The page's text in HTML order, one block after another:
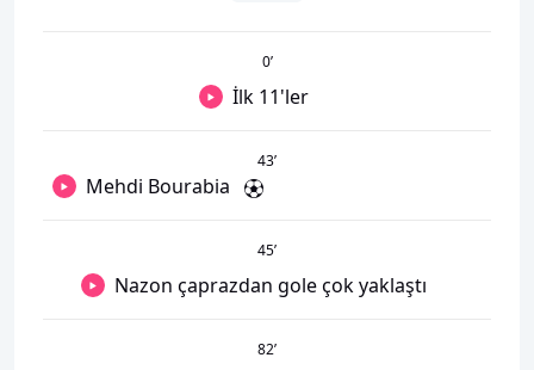
0’
İlk 11'ler
43’
Mehdi Bourabia
45’
Nazon çaprazdan gole çok yaklaştı
82’